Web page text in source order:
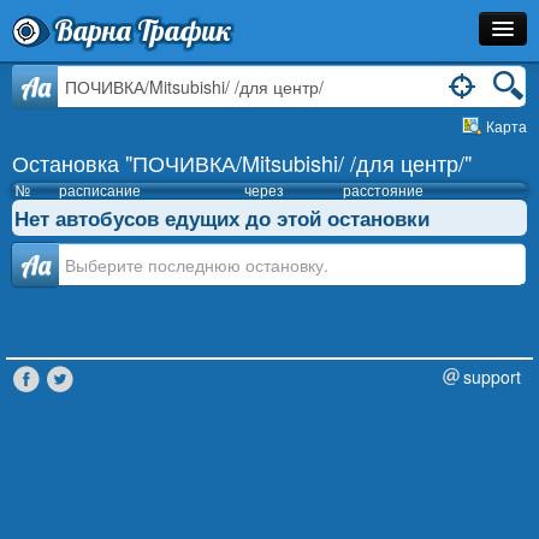
Варна Трафик
Остановка
Расписание
Как Добраться?
Инфо
Aa
Карта
Остановка "ПОЧИВКА/Mitsubishi/ /для центр/"
№ расписание через расстояние
Нет автобусов едущих до этой остановки
Аа
support